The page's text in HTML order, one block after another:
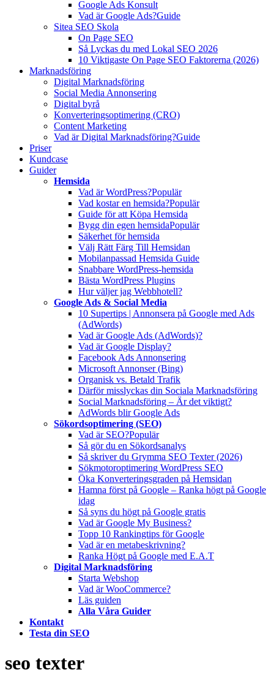
Google Ads Konsult
Vad är Google Ads?Guide
Sitea SEO Skola
On Page SEO
Så Lyckas du med Lokal SEO 2026
10 Viktigaste On Page SEO Faktorerna (2026)
Marknadsföring
Digital Marknadsföring
Social Media Annonsering
Digital byrå
Konverteringsoptimering (CRO)
Content Marketing
Vad är Digital Marknadsföring?Guide
Priser
Kundcase
Guider
Hemsida
Vad är WordPress?Populär
Vad kostar en hemsida?Populär
Guide för att Köpa Hemsida
Bygg din egen hemsidaPopulär
Säkerhet för hemsida
Välj Rätt Färg Till Hemsidan
Mobilanpassad Hemsida Guide
Snabbare WordPress-hemsida
Bästa WordPress Plugins
Hur väljer jag Webbhotell?
Google Ads & Social Media
10 Supertips | Annonsera på Google med Ads
(AdWords)
Vad är Google Ads (AdWords)?
Vad är Google Display?
Facebook Ads Annonsering
Microsoft Annonser (Bing)
Organisk vs. Betald Trafik
Därför misslyckas din Sociala Marknadsföring
Social Marknadsföring – Är det viktigt?
AdWords blir Google Ads
Sökordsoptimering (SEO)
Vad är SEO?Populär
Så gör du en Sökordsanalys
Så skriver du Grymma SEO Texter (2026)
Sökmotoroptimering WordPress SEO
Öka Konverteringsgraden på Hemsidan
Hamna först på Google – Ranka högt på Google
idag
Så syns du högt på Google gratis
Vad är Google My Business?
Topp 10 Rankingtips för Google
Vad är en metabeskrivning?
Ranka Högt på Google med E.A.T
Digital Marknadsföring
Starta Webshop
Vad är WooCommerce?
Läs guiden
Alla Våra Guider
Kontakt
Testa din SEO
seo texter